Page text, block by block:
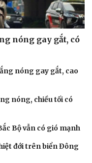
nóng gay gắt, có
nóng gay gắt, cao
nóng, chiều tối có
Bộ vẫn có gió mạnh
đới trên biển Đông